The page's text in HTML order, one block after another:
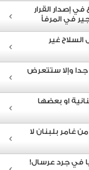
إصدار القرار
في المرفأ
غير
وإلا ستتعرض
او بعضها
غامر بلبنان لا
في جرد عرسال!